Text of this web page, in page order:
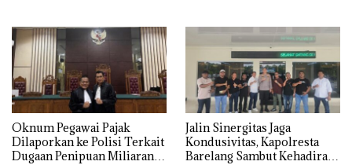
Oknum Pegawai Pajak
Dilaporkan ke Polisi Terkait
Dugaan Penipuan Miliaran
Jalin Sinergitas Jaga
Kondusivitas, Kapolresta
Barelang Sambut Kehadiran